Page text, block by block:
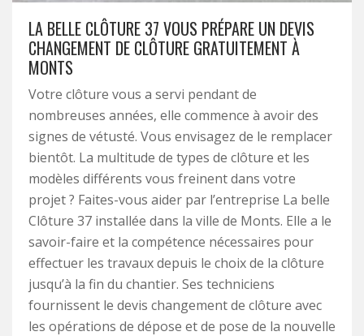
LA BELLE CLÔTURE 37 VOUS PRÉPARE UN DEVIS
CHANGEMENT DE CLÔTURE GRATUITEMENT À
MONTS
Votre clôture vous a servi pendant de
nombreuses années, elle commence à avoir des
signes de vétusté. Vous envisagez de le remplacer
bientôt. La multitude de types de clôture et les
modèles différents vous freinent dans votre
projet ? Faites-vous aider par l’entreprise La belle
Clôture 37 installée dans la ville de Monts. Elle a le
savoir-faire et la compétence nécessaires pour
effectuer les travaux depuis le choix de la clôture
jusqu’à la fin du chantier. Ses techniciens
fournissent le devis changement de clôture avec
les opérations de dépose et de pose de la nouvelle